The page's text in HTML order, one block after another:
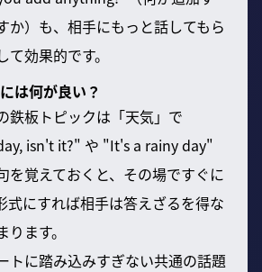
か）も、相手にもっと話してもら
効果的です。
は何が良い？
鉄板トピックは「天気」で
isn't it?" や "It's a rainy day"
を覚えておくと、その場ですぐに
式にすれば相手は答えざるを得な
ます。
トに踏み込みすぎない共通の話題